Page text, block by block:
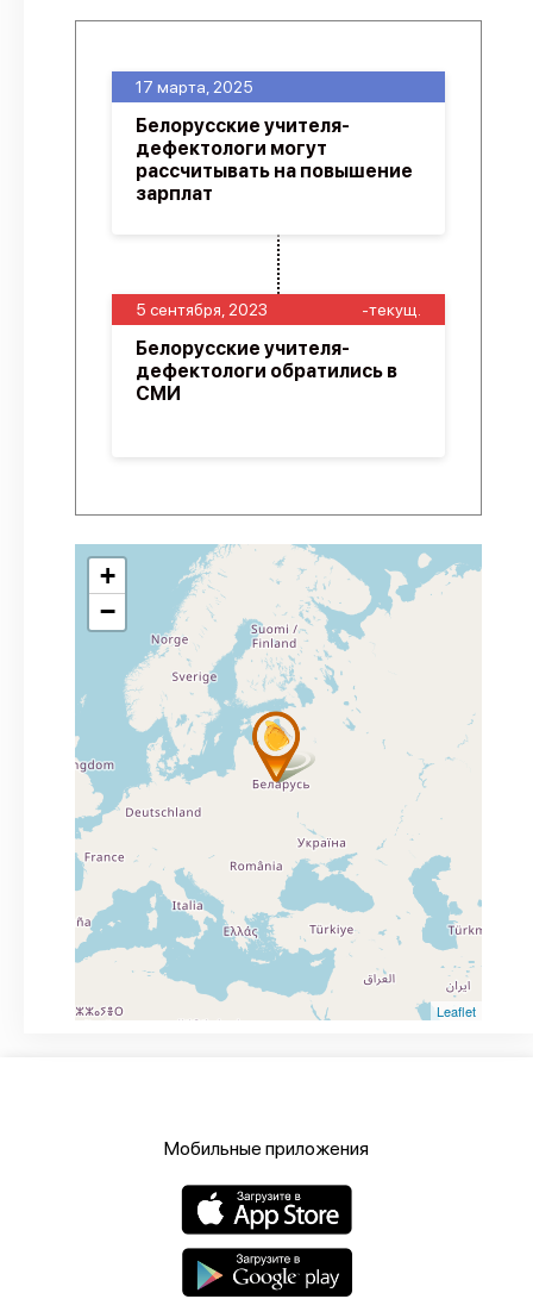
5 сентября, 2023 -текущ.
Белорусские учителя-
дефектологи обратились в
СМИ
17 марта, 2025
Белорусские учителя-
дефектологи могут
рассчитывать на повышение
зарплат
+
−
Leaflet
Мобильные приложения